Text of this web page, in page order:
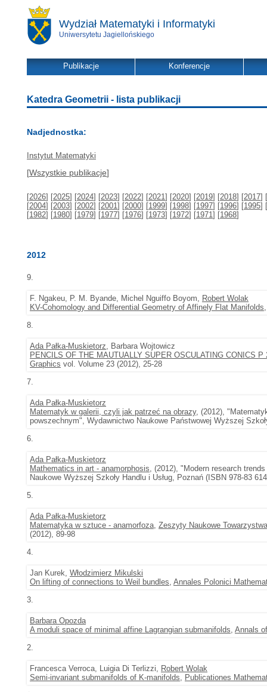
Wydział Matematyki i Informatyki
Uniwersytetu Jagiellońskiego
Publikacje Konferencje
Katedra Geometrii - lista publikacji
Nadjednostka:
Instytut Matematyki
[Wszystkie publikacje]
[2026] [2025] [2024] [2023] [2022] [2021] [2020] [2019] [2018] [2017] [
[2004] [2003] [2002] [2001] [2000] [1999] [1998] [1997] [1996] [1995] [
[1982] [1980] [1979] [1977] [1976] [1973] [1972] [1971] [1968]
2012
9.
F. Ngakeu, P. M. Byande, Michel Nguiffo Boyom, Robert Wolak
KV-Cohomology and Differential Geometry of Affinely Flat Manifolds
8.
Ada Pałka-Muskietorz, Barbara Wojtowicz
PENCILS OF THE MAUTUALLY SUPER OSCULATING CONICS P
Graphics vol. Volume 23 (2012), 25-28
7.
Ada Pałka-Muskietorz
Matematyk w galerii, czyli jak patrzeć na obrazy, (2012),
powszechnym", Wydawnictwo Naukowe Państwowej Wyższej
6.
Ada Pałka-Muskietorz
Mathematics in art - anamorphosis, (2012), "Modern research
Naukowe Wyższej Szkoły Handlu i Usług, Poznań (ISBN 978-83
5.
Ada Pałka-Muskietorz
Matematyka w sztuce - anamorfoza, Zeszyty Naukowe
(2012), 89-98
4.
Jan Kurek, Włodzimierz Mikulski
On lifting of connections to Weil bundles, Annales Polonici
3.
Barbara Opozda
A moduli space of minimal affine Lagrangian submanifolds, Annals
2.
Francesca Verroca, Luigia Di Terlizzi, Robert Wolak
Semi-invariant submanifolds of K-manifolds, Publicationes